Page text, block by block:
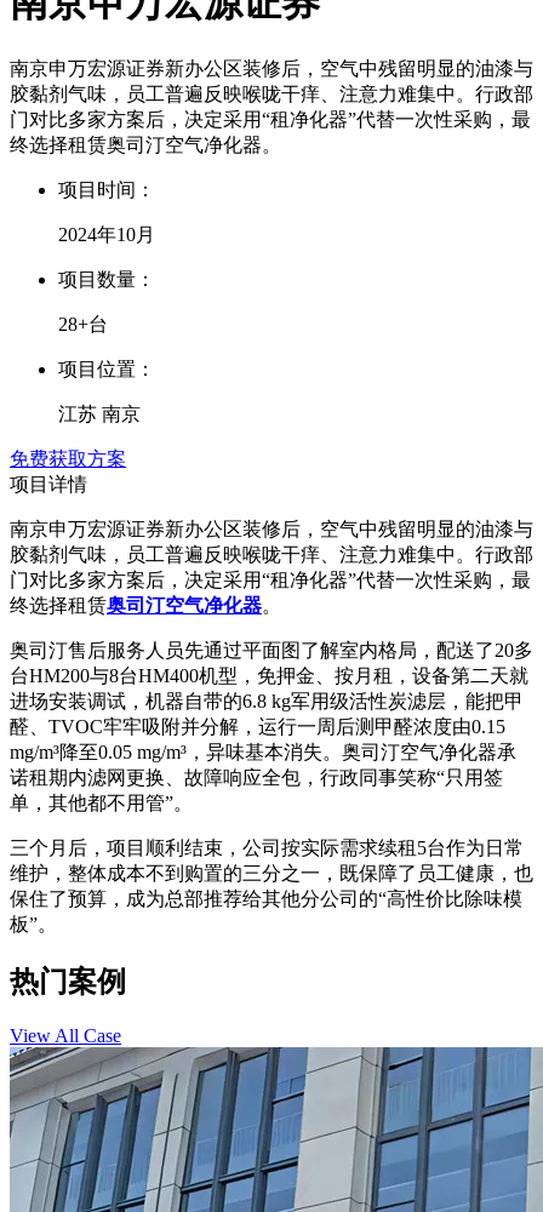
南京申万宏源证券新办公区装修后，空气中残留明显的油漆与
胶黏剂气味，员工普遍反映喉咙干痒、注意力难集中。行政部
门对比多家方案后，决定采用“租净化器”代替一次性采购，最
终选择租赁奥司汀空气净化器。
项目时间：
2024年10月
项目数量：
28+台
项目位置：
江苏 南京
免费获取方案
项目详情
南京申万宏源证券新办公区装修后，空气中残留明显的油漆与
胶黏剂气味，员工普遍反映喉咙干痒、注意力难集中。行政部
门对比多家方案后，决定采用“租净化器”代替一次性采购，最
终选择租赁奥司汀空气净化器。
奥司汀售后服务人员先通过平面图了解室内格局，配送了20多
台HM200与8台HM400机型，免押金、按月租，设备第二天就
进场安装调试，机器自带的6.8 kg军用级活性炭滤层，能把甲
醛、TVOC牢牢吸附并分解，运行一周后测甲醛浓度由0.15
mg/m³降至0.05 mg/m³，异味基本消失。奥司汀空气净化器承
诺租期内滤网更换、故障响应全包，行政同事笑称“只用签
单，其他都不用管”。
三个月后，项目顺利结束，公司按实际需求续租5台作为日常
维护，整体成本不到购置的三分之一，既保障了员工健康，也
保住了预算，成为总部推荐给其他分公司的“高性价比除味模
板”。
热门案例
View All Case